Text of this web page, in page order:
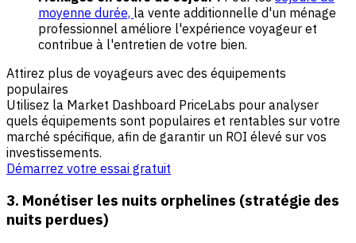
moyenne durée, la vente additionnelle d'un ménage
professionnel améliore l'expérience voyageur et
contribue à l'entretien de votre bien.
Attirez plus de voyageurs avec des équipements
populaires
Utilisez la Market Dashboard PriceLabs pour analyser
quels équipements sont populaires et rentables sur votre
marché spécifique, afin de garantir un ROI élevé sur vos
investissements.
Démarrez votre essai gratuit
3. Monétiser les nuits orphelines (stratégie des
nuits perdues)